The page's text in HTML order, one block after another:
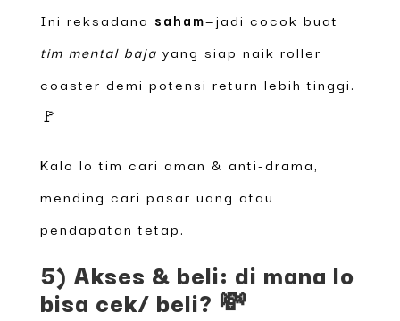
Ini reksadana saham—jadi cocok buat
tim mental baja yang siap naik roller
coaster demi potensi return lebih tinggi.
🚩
Kalo lo tim cari aman & anti-drama,
mending cari pasar uang atau
pendapatan tetap.
5) Akses & beli: di mana lo
bisa cek/ beli? 💸